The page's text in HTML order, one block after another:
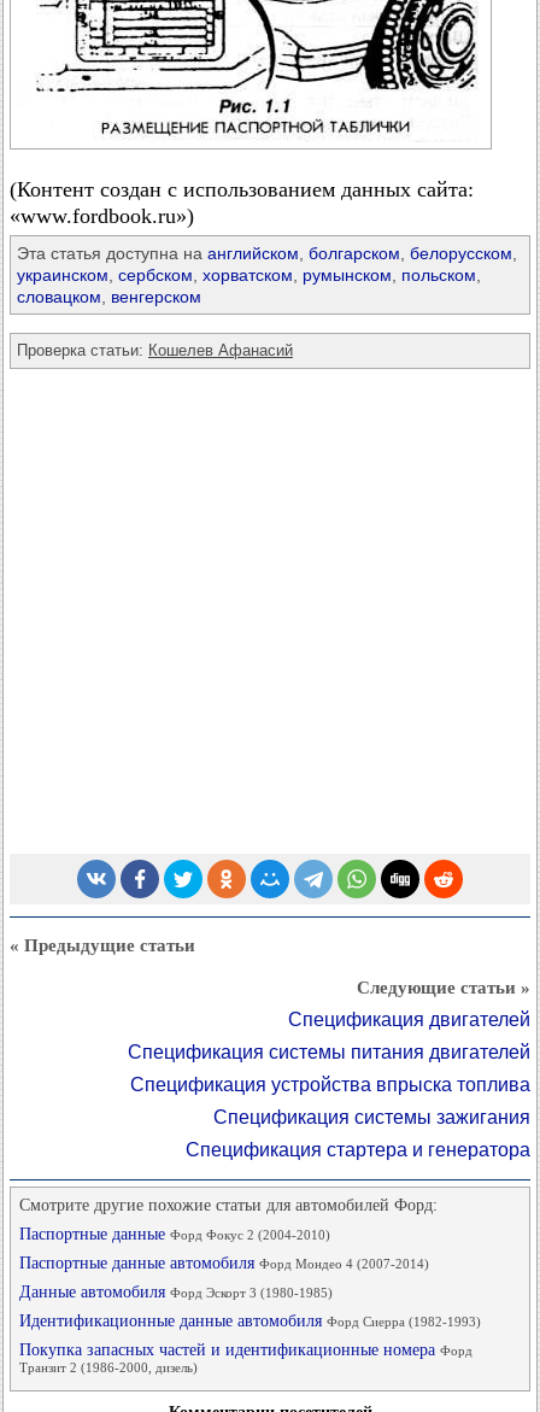
(Контент создан с использованием данных сайта:
«www.fordbook.ru»)
Эта статья доступна на английском болгарском белорусском
украинском сербском хорватском румынском польском
словацком
венгерском
Проверка статьи: Кошелев Афанасий
« Предыдущие статьи
Следующие статьи »
Спецификация двигателей
Спецификация системы питания двигателей
Спецификация устройства впрыска топлива
Спецификация системы зажигания
Спецификация стартера и генератора
Смотрите другие похожие статьи для автомобилей Форд:
Паспортные данные Форд Фокус 2 (2004-2010)
Паспортные данные автомобиля Форд Мондео 4 (2007-2014)
Данные автомобиля Форд Эскорт 3 (1980-1985)
Идентификационные данные автомобиля Форд Сиерра (1982-1993)
Покупка запасных частей и идентификационные номера Форд
Транзит 2 (1986-2000, дизель)